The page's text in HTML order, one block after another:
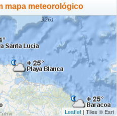
mapa meteorológico
Leaflet | Tiles © Esri